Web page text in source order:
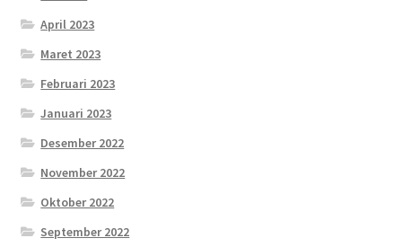
April 2023
Maret 2023
Februari 2023
Januari 2023
Desember 2022
November 2022
Oktober 2022
September 2022